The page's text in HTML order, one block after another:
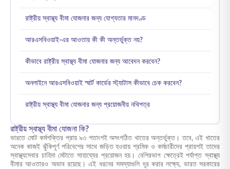
রাষ্ট্রীয় স্বাস্থ্য বীমা যোজনার জন্য যোগ্যতার মানদণ্ড
আরএসবিওয়াই-এর আওতায় কী কী অন্তর্ভুক্ত নয়?
কীভাবে রাষ্ট্রীয় স্বাস্থ্য বীমা যোজনার জন্য আবেদন করবেন?
অনলাইনে আরএসবিওয়াই স্মার্ট কার্ডের স্ট্যাটাস কীভাবে চেক করবেন?
রাষ্ট্রীয় স্বাস্থ্য বীমা যোজনার জন্য প্রয়োজনীয় নথিপত্র
রাষ্ট্রীয় স্বাস্থ্য বীমা যোজনা কি?
ভারতে মোট কর্মশক্তির প্রায় ৯৩ শতাংশই অসংগঠিত খাতের অন্তর্ভুক্ত। তবে, এই খাতের
অনেক কাজই ঝুঁকিপূর্ণ পরিবেশের সাথে জড়িত হওয়ায় শ্রমিক ও কর্মচারীদের প্রায়শই তাদের
স্বাস্থ্যসেবার চাহিদা মেটাতে সাহায্যের প্রয়োজন হয়। বেশিরভাগ ক্ষেত্রেই পর্যাপ্ত স্বাস্থ্য
বীমার আওতারও অভাব রয়েছে। এই ধরনের সমস্যাগুলি দূর করার লক্ষ্যে, ভারত সরকারের